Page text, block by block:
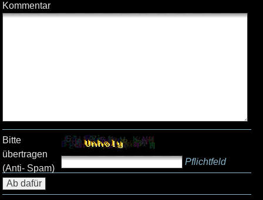
Kommentar
Bitte
übertragen
(Anti- Spam)
Pflichtfeld